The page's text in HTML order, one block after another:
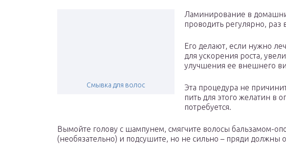
Смывка для волос
Ламинирование в
проводить регулярно, раз
Его делают, если нужно
для ускорения роста,
улучшения ее внешнего
Эта процедура не
пить для этого желатин в
потребуется.
Вымойте голову с шампунем, смягчите волосы бальзамом-
(необязательно) и подсушите, но не сильно – пряди должны